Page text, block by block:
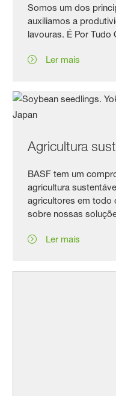
Somos um dos
auxiliamos a
lavouras. É Por Tudo
Ler mais
Agricultura
BASF tem um
agricultura
agricultores em todo
sobre nossas
Ler mais